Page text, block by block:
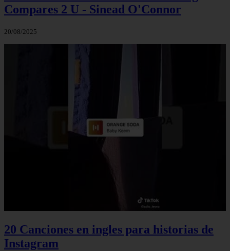
Compares 2 U - Sinead O'Connor
20/08/2025
20 Canciones en ingles para historias de
Instagram